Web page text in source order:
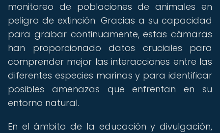
monitoreo de poblaciones de animales en
peligro de extinción. Gracias a su capacidad
para grabar continuamente, estas cámaras
han proporcionado datos cruciales para
comprender mejor las interacciones entre las
diferentes especies marinas y para identificar
posibles amenazas que enfrentan en su
entorno natural.
En el ámbito de la educación y divulgación,